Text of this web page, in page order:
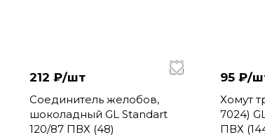
212 ₽/шт
Соединитель желобов,
шоколадный GL Standart
120/87 ПВХ (48)
95 ₽/
Хомут
7024)
ПВХ